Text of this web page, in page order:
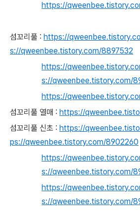
https://
섬꼬리풀 : https://
s://qweenbee.tistory.com/8897532
https://
s://qweenbee.tistory.com/
https://
섬꼬리풀 열매 : https://
섬꼬리풀 신초 : https://
ps://qweenbee.tistory.com/8902260
https://
s://qweenbee.tistory.com/
https://
s://qweenbee.tistory.com/